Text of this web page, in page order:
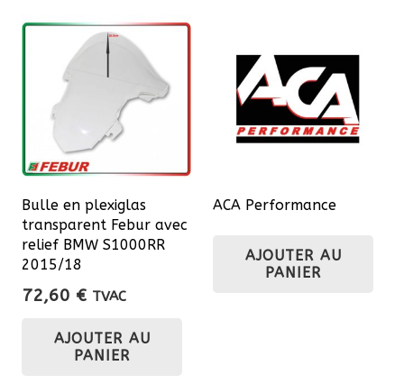
Bulle en plexiglas
transparent Febur avec
relief BMW S1000RR
2015/18
72,60 € TVAC
AJOUTER AU
PANIER
ACA Performance
AJOUTER AU
PANIER